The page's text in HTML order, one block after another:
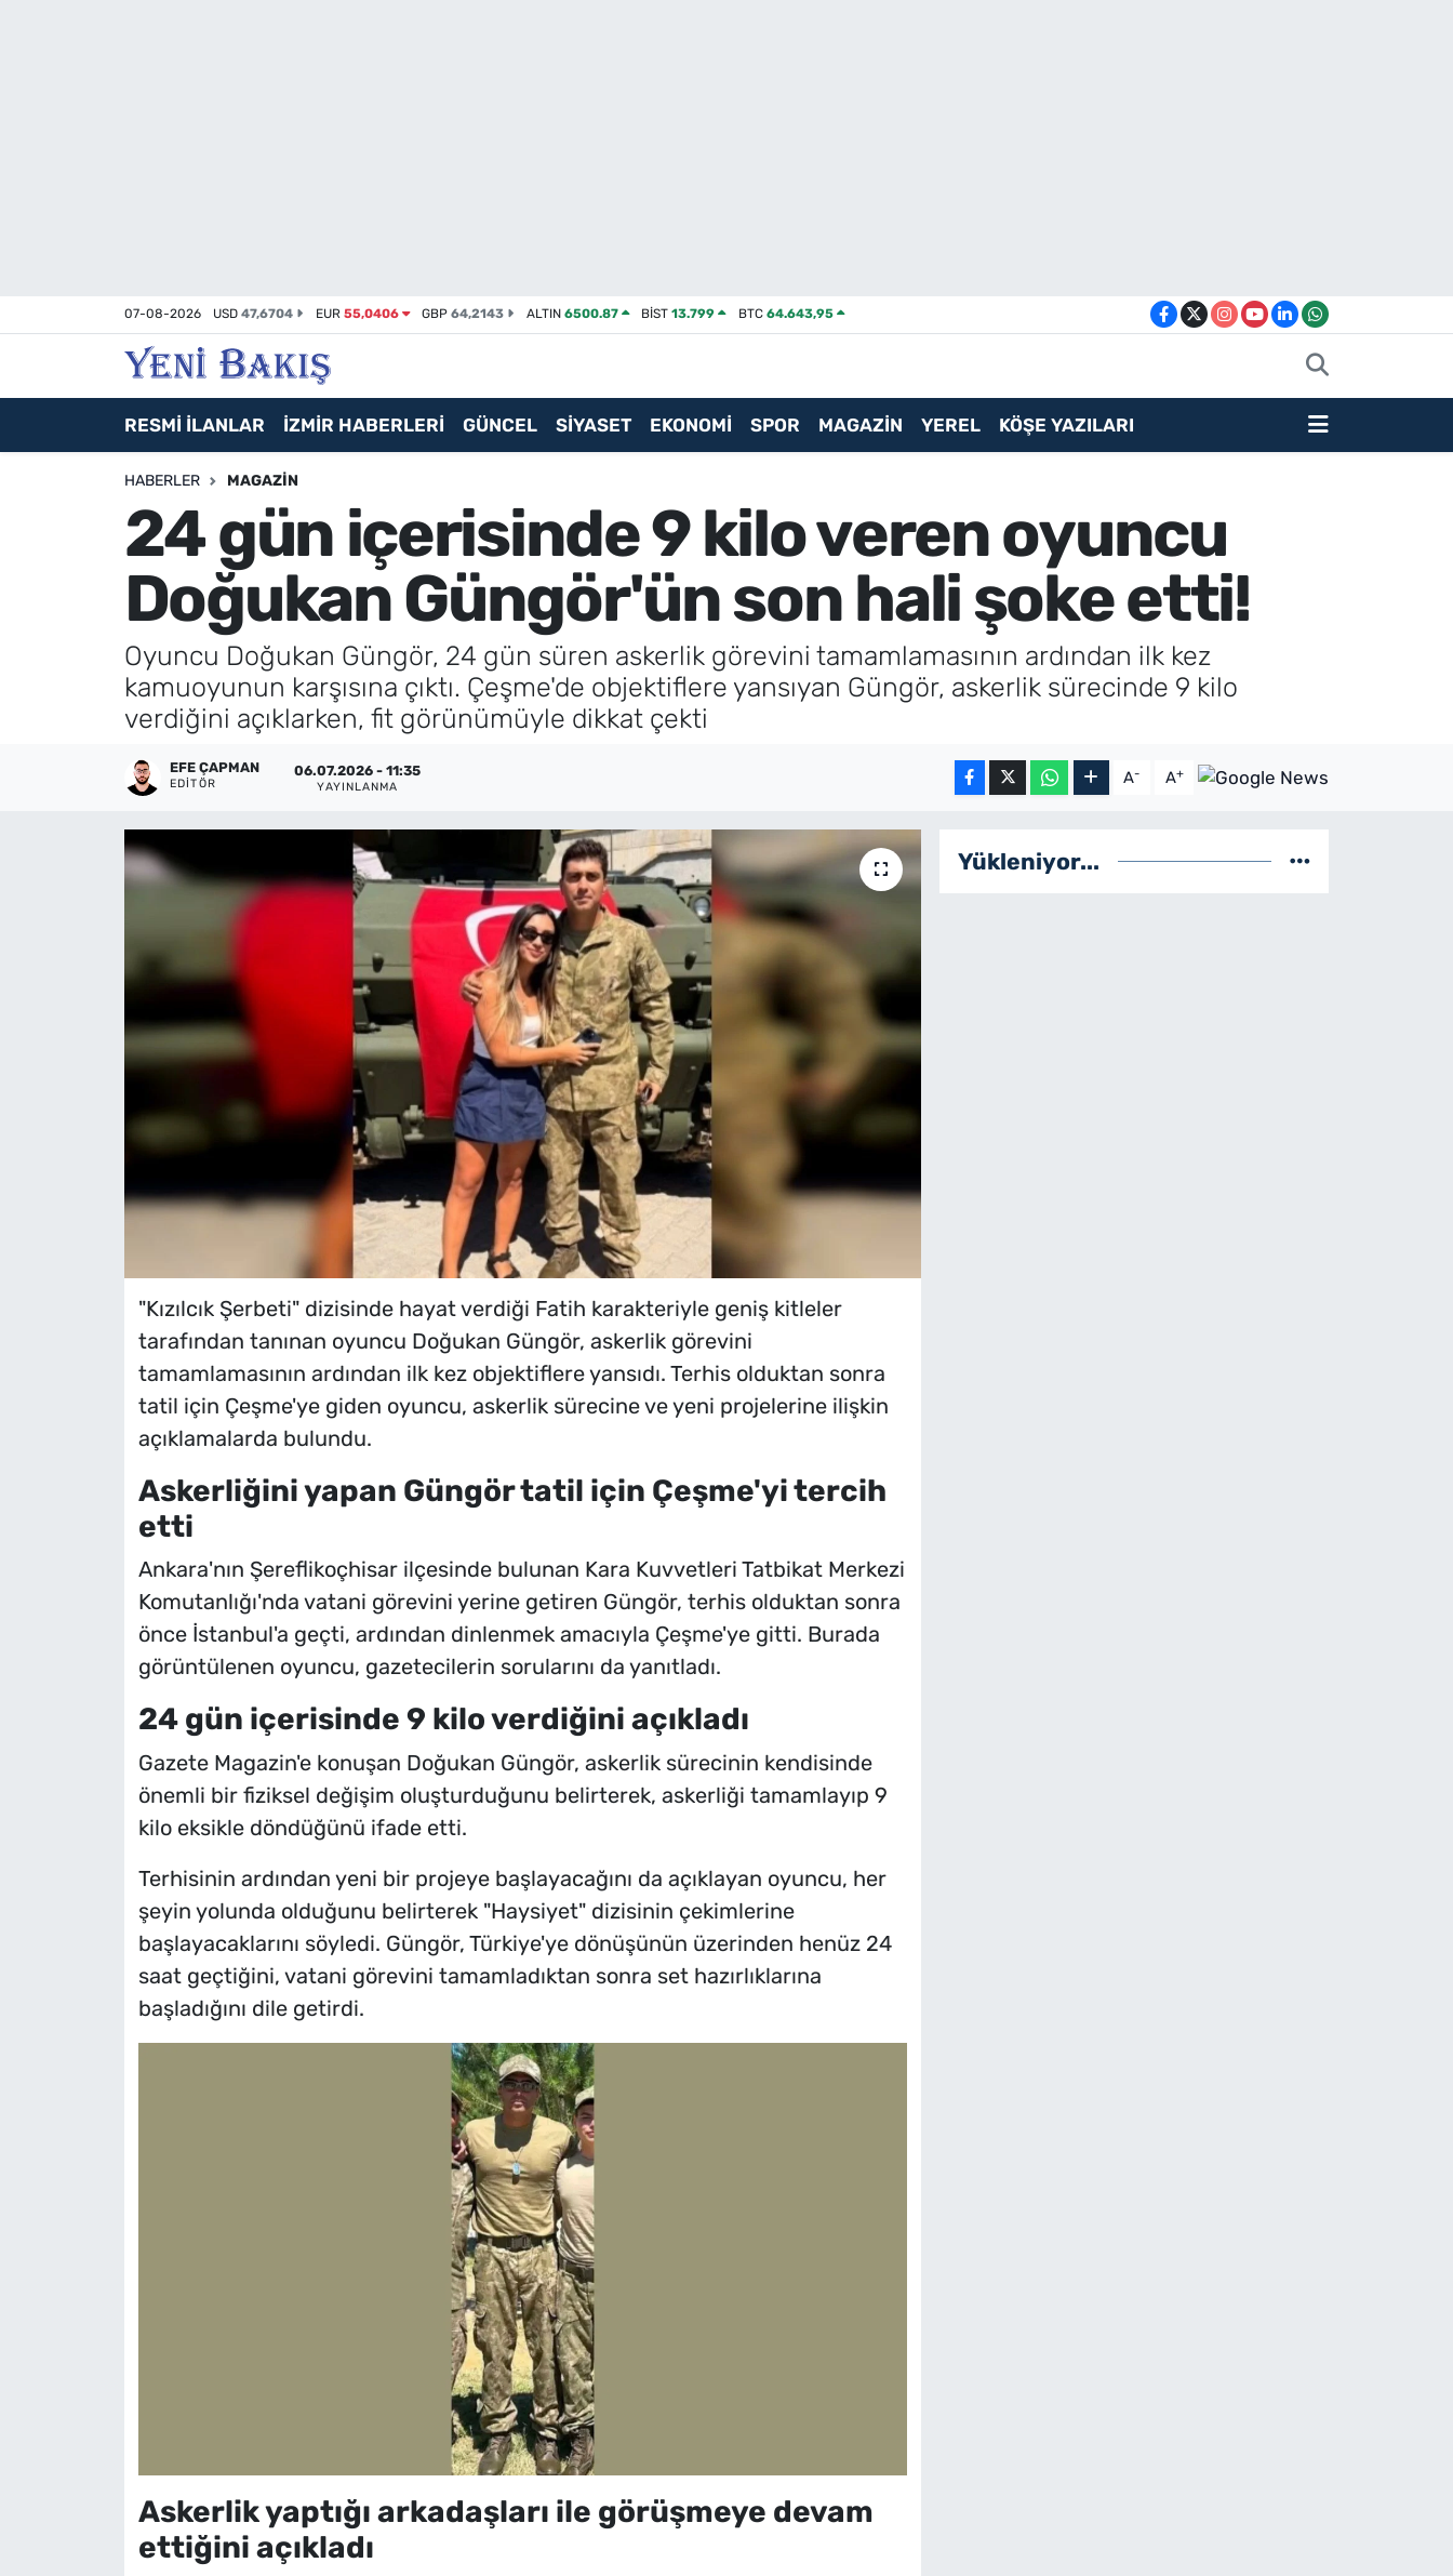
07-08-2026 USD47,6704 EUR 55,0406 GBP64,2143 ALTIN 6500.87 BİST13.799 BTC 64.643,95
RESMİ İLANLAR İZMİR HABERLERİ GÜNCEL SİYASET EKONOMİ SPOR MAGAZİN YEREL KÖŞE YAZILARI
HABERLER MAGAZIN
24 gün içerisinde 9 kilo veren oyuncu
Doğukan Güngör'ün son hali şoke etti!
Oyuncu Doğukan Güngör, 24 gün süren askerlik görevini tamamlamasının ardından ilk kez
kamuoyunun karşısına çıktı. Çeşme'de objektiflere yansıyan Güngör, askerlik sürecinde 9 kilo
verdiğini açıklarken, fit görünümüyle dikkat çekti
EFE ÇAPMAN
EDITÖR
06.07.2026 - 11:35
YAYINLANMA A- A+
"Kızılcık Şerbeti" dizisinde hayat verdiği Fatih karakteriyle geniş kitleler
tarafından tanınan oyuncu Doğukan Güngör, askerlik görevini
tamamlamasının ardından ilk kez objektiflere yansıdı. Terhis olduktan sonra
tatil için Çeşme'ye giden oyuncu, askerlik sürecine ve yeni projelerine ilişkin
açıklamalarda bulundu.
Askerliğini yapan Güngör tatil için Çeşme'yi tercih
etti
Ankara'nın Şereflikoçhisar ilçesinde bulunan Kara Kuvvetleri Tatbikat Merkezi
Komutanlığı'nda vatani görevini yerine getiren Güngör, terhis olduktan sonra
önce İstanbul'a geçti, ardından dinlenmek amacıyla Çeşme'ye gitti. Burada
görüntülenen oyuncu, gazetecilerin sorularını da yanıtladı.
24 gün içerisinde 9 kilo verdiğini açıkladı
Gazete Magazin'e konuşan Doğukan Güngör, askerlik sürecinin kendisinde
önemli bir fiziksel değişim oluşturduğunu belirterek, askerliği tamamlayıp 9
kilo eksikle döndüğünü ifade etti.
Terhisinin ardından yeni bir projeye başlayacağını da açıklayan oyuncu, her
şeyin yolunda olduğunu belirterek "Haysiyet" dizisinin çekimlerine
başlayacaklarını söyledi. Güngör, Türkiye'ye dönüşünün üzerinden henüz 24
saat geçtiğini, vatani görevini tamamladıktan sonra set hazırlıklarına
başladığını dile getirdi.
Askerlik yaptığı arkadaşları ile görüşmeye devam
ettiğini açıkladı
Yükleniyor...
Asayiş / Polis-Adliye
Magazin
İletişim